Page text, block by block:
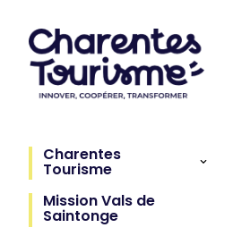
Charentes
Tourisme
Mission Vals de
Saintonge